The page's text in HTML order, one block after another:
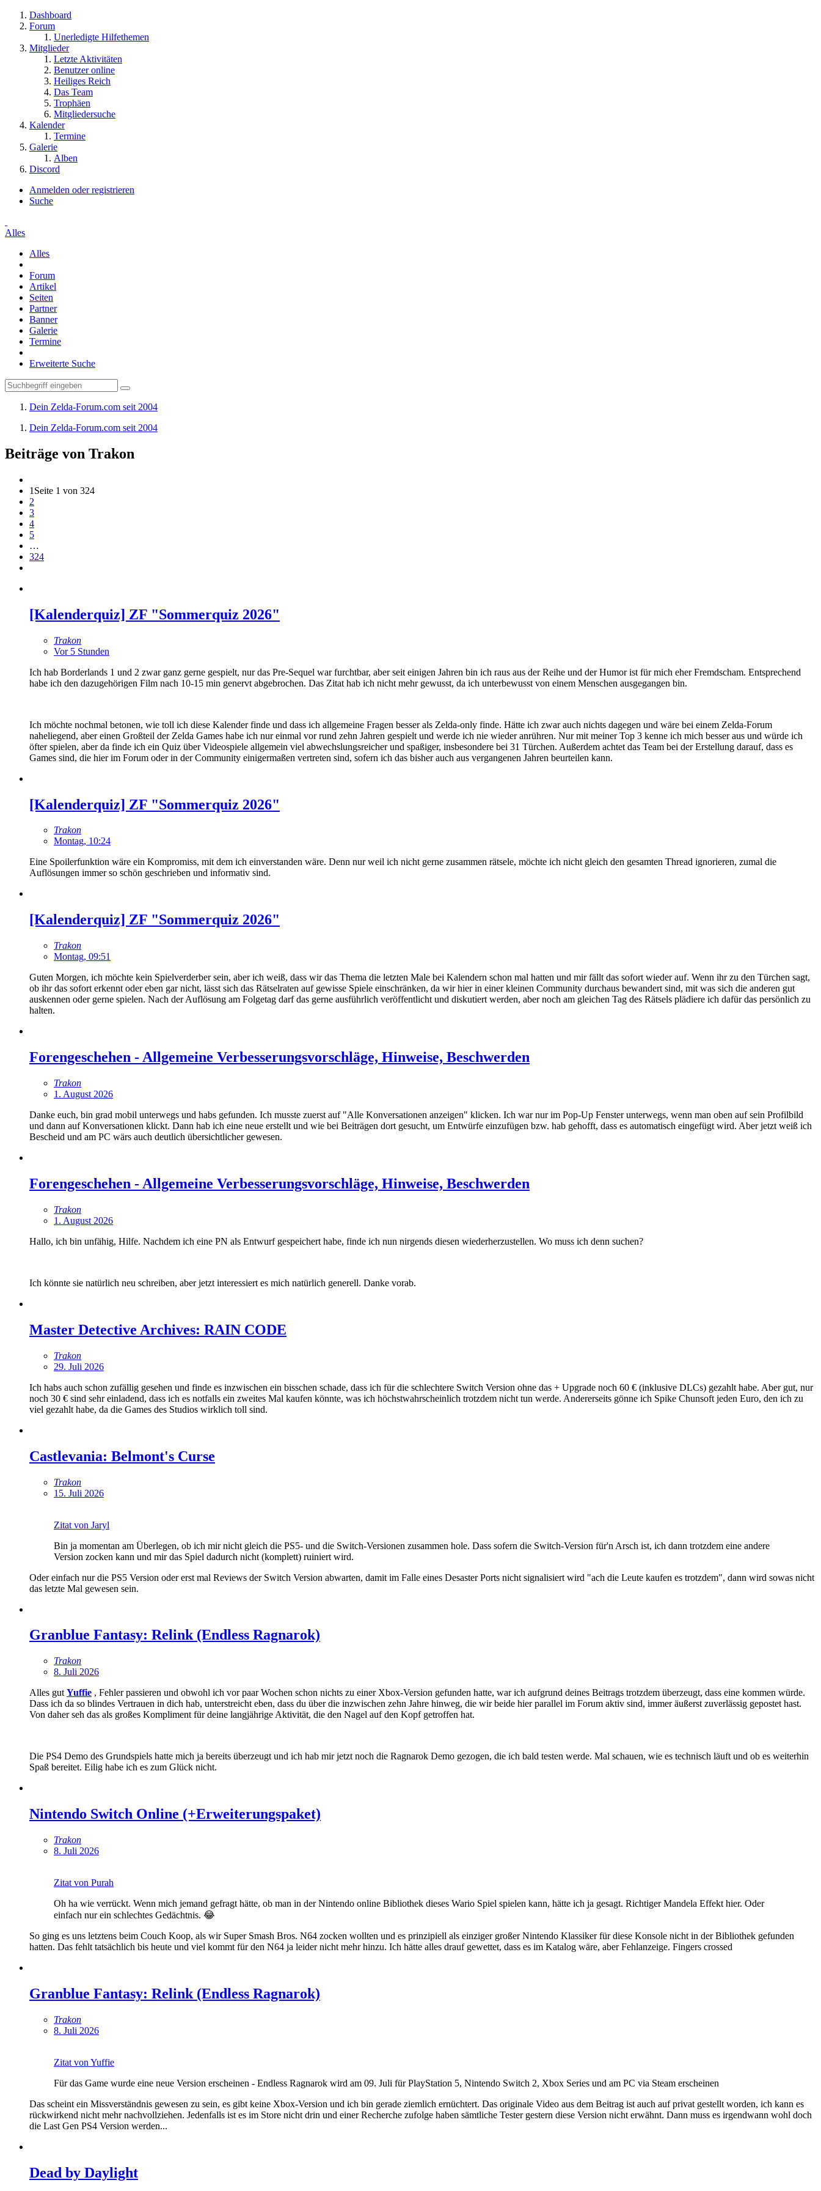
Dashboard
Forum
Unerledigte Hilfethemen
Mitglieder
Letzte Aktivitäten
Benutzer online
Heiliges Reich
Das Team
Trophäen
Mitgliedersuche
Kalender
Termine
Galerie
Alben
Discord
Anmelden oder registrieren
Suche
Alles
Alles
Forum
Artikel
Seiten
Partner
Banner
Galerie
Termine
Erweiterte Suche
Dein Zelda-Forum.com seit 2004
Dein Zelda-Forum.com seit 2004
Beiträge von Trakon
1 Seite 1 von 324
2
3
4
5
…
324
[Kalenderquiz] ZF "Sommerquiz 2026"
Trakon
Vor 5 Stunden
Ich hab Borderlands 1 und 2 zwar ganz gerne gespielt, nur das Pre-Sequel war furchtbar, aber seit einigen Jahren bin ich raus aus der Reihe und der Humor ist für mich eher Fremdscham. Entsprechend
habe ich den dazugehörigen Film nach 10-15 min genervt abgebrochen. Das Zitat hab ich nicht mehr gewusst, da ich unterbewusst von einem Menschen ausgegangen bin.
Ich möchte nochmal betonen, wie toll ich diese Kalender finde und dass ich allgemeine Fragen besser als Zelda-only finde. Hätte ich zwar auch nichts dagegen und wäre bei einem Zelda-Forum
naheliegend, aber einen Großteil der Zelda Games habe ich nur einmal vor rund zehn Jahren gespielt und werde ich nie wieder anrühren. Nur mit meiner Top 3 kenne ich mich besser aus und würde ich
öfter spielen, aber da finde ich ein Quiz über Videospiele allgemein viel abwechslungsreicher und spaßiger, insbesondere bei 31 Türchen. Außerdem achtet das Team bei der Erstellung darauf, dass es
Games sind, die hier im Forum oder in der Community einigermaßen vertreten sind, sofern ich das bisher auch aus vergangenen Jahren beurteilen kann.
[Kalenderquiz] ZF "Sommerquiz 2026"
Trakon
Montag, 10:24
Eine Spoilerfunktion wäre ein Kompromiss, mit dem ich einverstanden wäre. Denn nur weil ich nicht gerne zusammen rätsele, möchte ich nicht gleich den gesamten Thread ignorieren, zumal die
Auflösungen immer so schön geschrieben und informativ sind.
[Kalenderquiz] ZF "Sommerquiz 2026"
Trakon
Montag, 09:51
Guten Morgen, ich möchte kein Spielverderber sein, aber ich weiß, dass wir das Thema die letzten Male bei Kalendern schon mal hatten und mir fällt das sofort wieder auf. Wenn ihr zu den Türchen sagt,
ob ihr das sofort erkennt oder eben gar nicht, lässt sich das Rätselraten auf gewisse Spiele einschränken, da wir hier in einer kleinen Community durchaus bewandert sind, mit was sich die anderen gut
auskennen oder gerne spielen. Nach der Auflösung am Folgetag darf das gerne ausführlich veröffentlicht und diskutiert werden, aber noch am gleichen Tag des Rätsels plädiere ich dafür das persönlich zu
halten.
Forengeschehen - Allgemeine Verbesserungsvorschläge, Hinweise, Beschwerden
Trakon
1. August 2026
Danke euch, bin grad mobil unterwegs und habs gefunden. Ich musste zuerst auf "Alle Konversationen anzeigen" klicken. Ich war nur im Pop-Up Fenster unterwegs, wenn man oben auf sein Profilbild
und dann auf Konversationen klickt. Dann hab ich eine neue erstellt und wie bei Beiträgen dort gesucht, um Entwürfe einzufügen bzw. hab gehofft, dass es automatisch eingefügt wird. Aber jetzt weiß ich
Bescheid und am PC wärs auch deutlich übersichtlicher gewesen.
Forengeschehen - Allgemeine Verbesserungsvorschläge, Hinweise, Beschwerden
Trakon
1. August 2026
Hallo, ich bin unfähig, Hilfe. Nachdem ich eine PN als Entwurf gespeichert habe, finde ich nun nirgends diesen wiederherzustellen. Wo muss ich denn suchen?
Ich könnte sie natürlich neu schreiben, aber jetzt interessiert es mich natürlich generell. Danke vorab.
Master Detective Archives: RAIN CODE
Trakon
29. Juli 2026
Ich habs auch schon zufällig gesehen und finde es inzwischen ein bisschen schade, dass ich für die schlechtere Switch Version ohne das + Upgrade noch 60 € (inklusive DLCs) gezahlt habe. Aber gut, nur
noch 30 € sind sehr einladend, dass ich es notfalls ein zweites Mal kaufen könnte, was ich höchstwahrscheinlich trotzdem nicht tun werde. Andererseits gönne ich Spike Chunsoft jeden Euro, den ich zu
viel gezahlt habe, da die Games des Studios wirklich toll sind.
Castlevania: Belmont's Curse
Trakon
15. Juli 2026
Zitat von Jaryl
Bin ja momentan am Überlegen, ob ich mir nicht gleich die PS5- und die Switch-Versionen zusammen hole. Dass sofern die Switch-Version für'n Arsch ist, ich dann trotzdem eine andere
Version zocken kann und mir das Spiel dadurch nicht (komplett) ruiniert wird.
Oder einfach nur die PS5 Version oder erst mal Reviews der Switch Version abwarten, damit im Falle eines Desaster Ports nicht signalisiert wird "ach die Leute kaufen es trotzdem", dann wird sowas nicht
das letzte Mal gewesen sein.
Granblue Fantasy: Relink (Endless Ragnarok)
Trakon
8. Juli 2026
Alles gut Yuffie , Fehler passieren und obwohl ich vor paar Wochen schon nichts zu einer Xbox-Version gefunden hatte, war ich aufgrund deines Beitrags trotzdem überzeugt, dass eine kommen würde.
Dass ich da so blindes Vertrauen in dich hab, unterstreicht eben, dass du über die inzwischen zehn Jahre hinweg, die wir beide hier parallel im Forum aktiv sind, immer äußerst zuverlässig gepostet hast.
Von daher seh das als großes Kompliment für deine langjährige Aktivität, die den Nagel auf den Kopf getroffen hat.
Die PS4 Demo des Grundspiels hatte mich ja bereits überzeugt und ich hab mir jetzt noch die Ragnarok Demo gezogen, die ich bald testen werde. Mal schauen, wie es technisch läuft und ob es weiterhin
Spaß bereitet. Eilig habe ich es zum Glück nicht.
Nintendo Switch Online (+Erweiterungspaket)
Trakon
8. Juli 2026
Zitat von Purah
Oh ha wie verrückt. Wenn mich jemand gefragt hätte, ob man in der Nintendo online Bibliothek dieses Wario Spiel spielen kann, hätte ich ja gesagt. Richtiger Mandela Effekt hier. Oder
einfach nur ein schlechtes Gedächtnis. 😂
So ging es uns letztens beim Couch Koop, als wir Super Smash Bros. N64 zocken wollten und es prinzipiell als einziger großer Nintendo Klassiker für diese Konsole nicht in der Bibliothek gefunden
hatten. Das fehlt tatsächlich bis heute und viel kommt für den N64 ja leider nicht mehr hinzu. Ich hätte alles drauf gewettet, dass es im Katalog wäre, aber Fehlanzeige. Fingers crossed
Granblue Fantasy: Relink (Endless Ragnarok)
Trakon
8. Juli 2026
Zitat von Yuffie
Für das Game wurde eine neue Version erscheinen - Endless Ragnarok wird am 09. Juli für PlayStation 5, Nintendo Switch 2, Xbox Series und am PC via Steam erscheinen
Das scheint ein Missverständnis gewesen zu sein, es gibt keine Xbox-Version und ich bin gerade ziemlich ernüchtert. Das originale Video aus dem Beitrag ist auch auf privat gestellt worden, ich kann es
rückwirkend nicht mehr nachvollziehen. Jedenfalls ist es im Store nicht drin und einer Recherche zufolge haben sämtliche Tester gestern diese Version nicht erwähnt. Dann muss es irgendwann wohl doch
die Last Gen PS4 Version werden...
Dead by Daylight